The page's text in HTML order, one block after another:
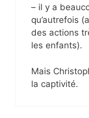
– il y a
qu’autrefois
des actions
les enfants).
Mais
la captivité.